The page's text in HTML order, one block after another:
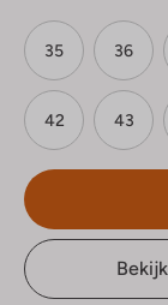
35 36
42 43